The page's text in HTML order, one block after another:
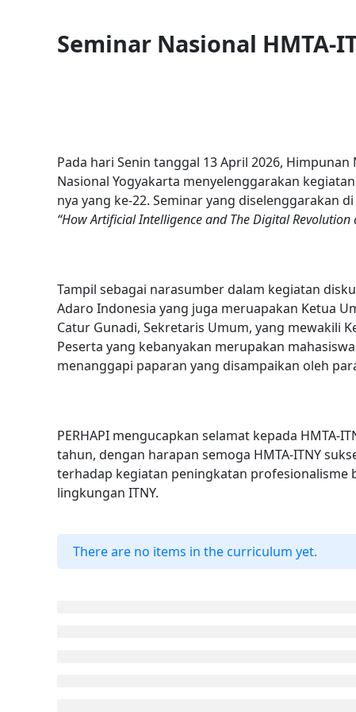
Seminar Nasional HMTA-
Pada hari Senin tanggal 13 April 2026,
Nasional Yogyakarta menyelenggarakan
nya yang ke-22. Seminar yang diselenggarakan
“How Artificial Intelligence and The Digital
Tampil sebagai narasumber dalam kegiatan
Adaro Indonesia yang juga meruapakan Ketua
Catur Gunadi, Sekretaris Umum, yang mewakili
Peserta yang kebanyakan merupakan
menanggapi paparan yang disampaikan oleh
PERHAPI mengucapkan selamat kepada HMTA-
tahun, dengan harapan semoga HMTA-ITNY
terhadap kegiatan peningkatan profesionalisme
lingkungan ITNY.
There are no items in the curriculum yet.